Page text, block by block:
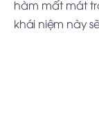
hàm mất mát
khái niệm này